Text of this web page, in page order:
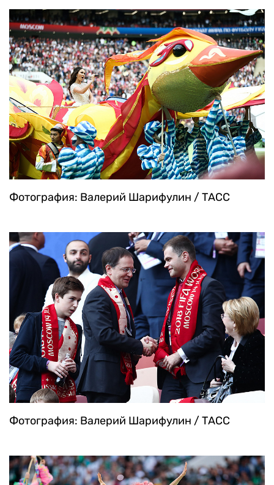
Фотография: Валерий Шарифулин / ТАСС
Фотография: Валерий Шарифулин / ТАСС